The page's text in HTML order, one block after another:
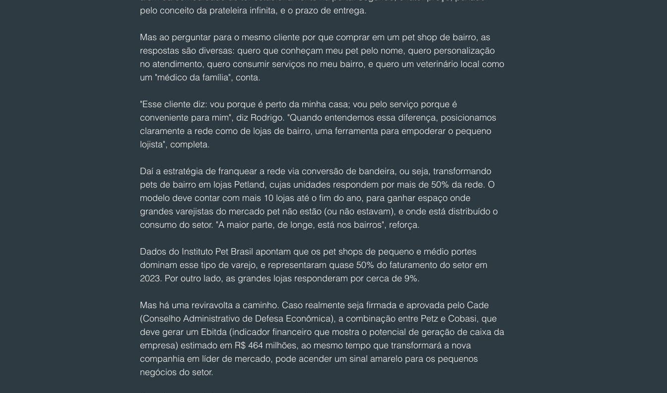
pelo conceito da prateleira infinita, e o prazo de entrega.
Mas ao perguntar para o mesmo cliente por que comprar em um pet shop de bairro, as
respostas são diversas: quero que conheçam meu pet pelo nome, quero personalização
no atendimento, quero consumir serviços no meu bairro, e quero um veterinário local como
um "médico da família", conta.
"Esse cliente diz: vou porque é perto da minha casa; vou pelo serviço porque é
conveniente para mim", diz Rodrigo. "Quando entendemos essa diferença, posicionamos
claramente a rede como de lojas de bairro, uma ferramenta para empoderar o pequeno
lojista", completa.
Daí a estratégia de franquear a rede via conversão de bandeira, ou seja, transformando
pets de bairro em lojas Petland, cujas unidades respondem por mais de 50% da rede. O
modelo deve contar com mais 10 lojas até o fim do ano, para ganhar espaço onde
grandes varejistas do mercado pet não estão (ou não estavam), e onde está distribuído o
consumo do setor. "A maior parte, de longe, está nos bairros", reforça.
Dados do Instituto Pet Brasil apontam que os pet shops de pequeno e médio portes
dominam esse tipo de varejo, e representaram quase 50% do faturamento do setor em
2023. Por outro lado, as grandes lojas responderam por cerca de 9%.
Mas há uma reviravolta a caminho. Caso realmente seja firmada e aprovada pelo Cade
(Conselho Administrativo de Defesa Econômica), a combinação entre Petz e Cobasi, que
deve gerar um Ebitda (indicador financeiro que mostra o potencial de geração de caixa da
empresa) estimado em R$ 464 milhões, ao mesmo tempo que transformará a nova
companhia em líder de mercado, pode acender um sinal amarelo para os pequenos
negócios do setor.